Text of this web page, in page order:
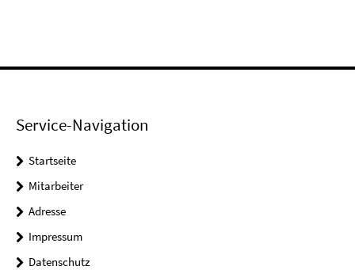
Service-Navigation
Startseite
Mitarbeiter
Adresse
Impressum
Datenschutz